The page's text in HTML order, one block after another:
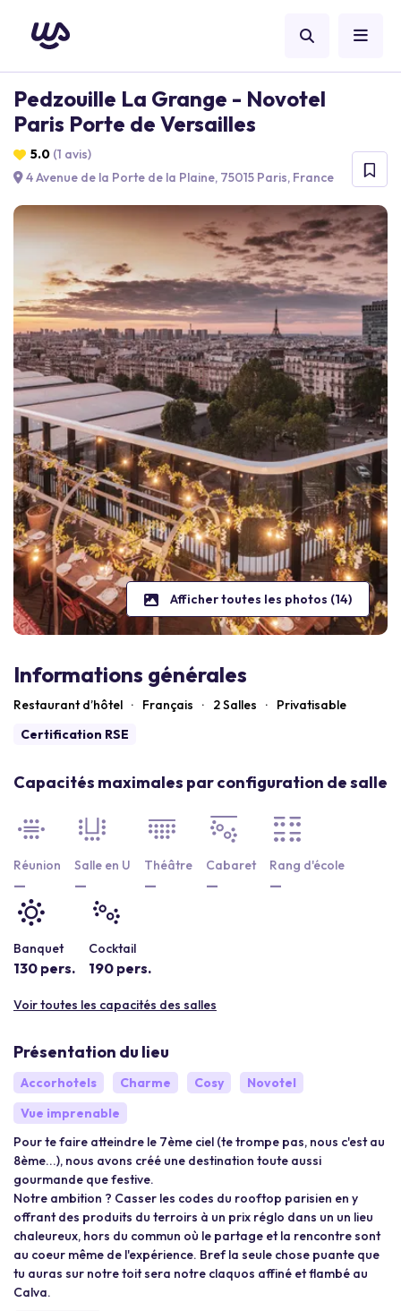
Pedzouille La Grange - Novotel
Paris Porte de Versailles
5.0 (1 avis)
4 Avenue de la Porte de la Plaine, 75015 Paris, France
Afficher toutes les photos (14)
Informations générales
Restaurant d’hôtel · Français · 2 Salles ·
Privatisable
Certification RSE
Capacités maximales par configuration de salle
Réunion
—
Salle en U
—
Théâtre
—
Cabaret
—
Rang d'école
—
Banquet
130 pers.
Cocktail
190 pers.
Voir toutes les capacités des salles
Présentation du lieu
Accorhotels Charme Cosy
Novotel
Vue imprenable
Pour te faire atteindre le 7ème ciel (te trompe pas, nous c'est au
8ème...), nous avons créé une destination toute aussi
gourmande que festive.
Notre ambition ? Casser les codes du rooftop parisien en y
offrant des produits du terroirs à un prix réglo dans un un lieu
chaleureux, hors du commun où le partage et la rencontre sont
au coeur même de l'expérience. Bref la seule chose puante que
tu auras sur notre toit sera notre claquos affiné et flambé au
Calva.